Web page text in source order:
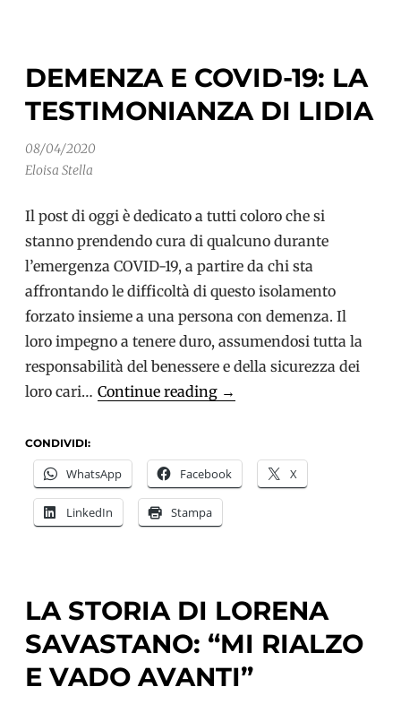
DEMENZA E COVID-19: LA
TESTIMONIANZA DI LIDIA
08/04/2020
Eloisa Stella
Il post di oggi è dedicato a tutti coloro che si
stanno prendendo cura di qualcuno durante
l’emergenza COVID-19, a partire da chi sta
affrontando le difficoltà di questo isolamento
forzato insieme a una persona con demenza. Il
loro impegno a tenere duro, assumendosi tutta la
responsabilità del benessere e della sicurezza dei
loro cari… Continue reading Demenza
19:
la
→
CONDIVIDI:
WhatsApp Facebook X
LinkedIn Stampa
LA STORIA DI LORENA
SAVASTANO: “MI RIALZO
E VADO AVANTI”